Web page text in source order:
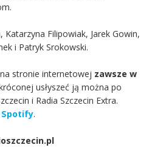
Filipowiak, Jarek Gowin,
i Patryk Srokowski.
stronie internetowej zawsze w
usłyszeć ją można po
i Radia Szczecin Extra.
Spotify.